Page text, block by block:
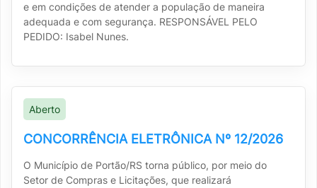
e em condições de atender a população de maneira
adequada e com segurança. RESPONSÁVEL PELO
PEDIDO: Isabel Nunes.
Aberto
CONCORRÊNCIA ELETRÔNICA Nº 12/2026
O Município de Portão/RS torna público, por meio do
Setor de Compras e Licitações, que realizará